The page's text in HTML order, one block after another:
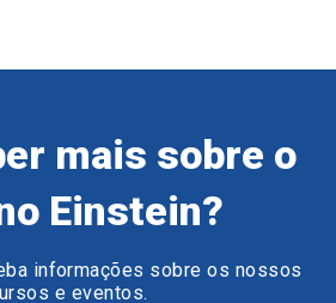
mais sobre o
Einstein?
informações sobre os nossos
e eventos.